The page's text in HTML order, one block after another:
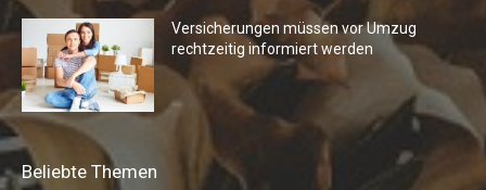
Versicherungen müssen vor Umzug
rechtzeitig informiert werden
Beliebte Themen